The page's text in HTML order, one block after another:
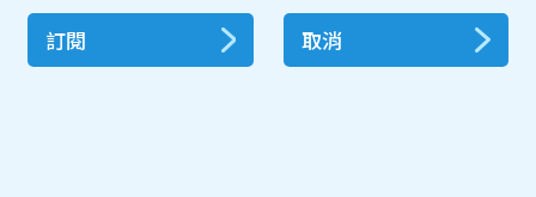
訂閱 取消